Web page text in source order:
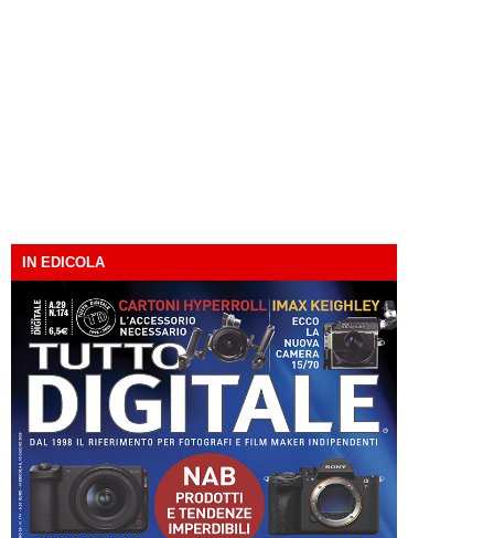
IN EDICOLA